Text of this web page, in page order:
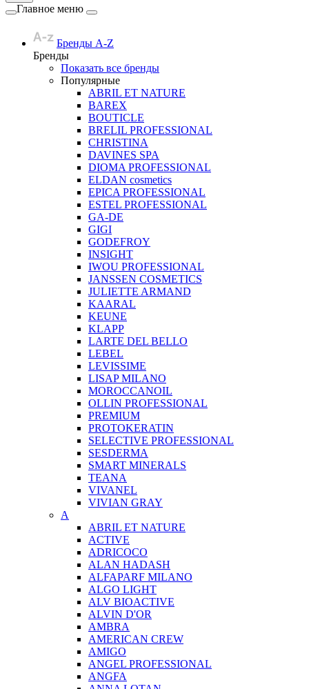
Главное меню
Бренды A-Z
Бренды
Показать все бренды
Популярные
ABRIL ET NATURE
BAREX
BOUTICLE
BRELIL PROFESSIONAL
CHRISTINA
DAVINES SPA
DIOMA PROFESSIONAL
ELDAN cosmetics
EPICA PROFESSIONAL
ESTEL PROFESSIONAL
GA-DE
GIGI
GODEFROY
INSIGHT
IWOU PROFESSIONAL
JANSSEN COSMETICS
JULIETTE ARMAND
KAARAL
KEUNE
KLAPP
LARTE DEL BELLO
LEBEL
LEVISSIME
LISAP MILANO
MOROCCANOIL
OLLIN PROFESSIONAL
PREMIUM
PROTOKERATIN
SELECTIVE PROFESSIONAL
SESDERMA
SMART MINERALS
TEANA
VIVANEL
VIVIAN GRAY
A
ABRIL ET NATURE
ACTIVE
ADRICOCO
ALAN HADASH
ALFAPARF MILANO
ALGO LIGHT
ALV BIOACTIVE
ALVIN D'OR
AMBRA
AMERICAN CREW
AMIGO
ANGEL PROFESSIONAL
ANGFA